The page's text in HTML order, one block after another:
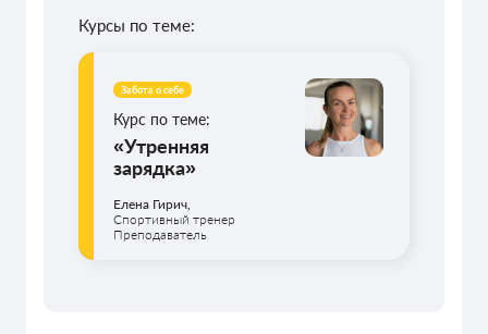
Курсы по теме:
Забота о себе
Курс по теме:
«Утренняя
зарядка»
Елена Гирич,
Спортивный тренер
Преподаватель